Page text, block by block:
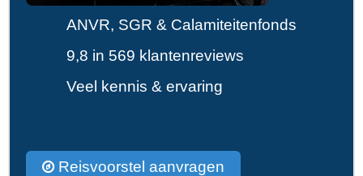
ANVR, SGR & Calamiteitenfonds
9,8 in 569 klantenreviews
Veel kennis & ervaring
Reisvoorstel aanvragen